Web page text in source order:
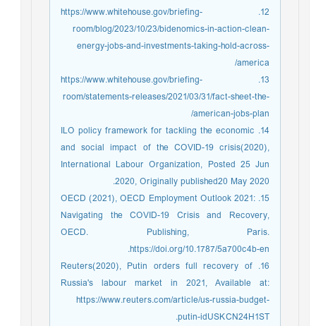
12. https://www.whitehouse.gov/briefing-
room/blog/2023/10/23/bidenomics-in-action-clean-
energy-jobs-and-investments-taking-hold-across-
america/
13. https://www.whitehouse.gov/briefing-
room/statements-releases/2021/03/31/fact-sheet-the-
american-jobs-plan/
14. ILO policy framework for tackling the economic
and social impact of the COVID-19 crisis(2020),
International Labour Organization, Posted 25 Jun
2020, Originally published20 May 2020.
15. OECD (2021), OECD Employment Outlook 2021:
Navigating the COVID-19 Crisis and Recovery,
OECD. Publishing, Paris.
https://doi.org/10.1787/5a700c4b-en.
16. Reuters(2020), Putin orders full recovery of
Russia's labour market in 2021, Available at:
https://www.reuters.com/article/us-russia-budget-
putin-idUSKCN24H1ST.